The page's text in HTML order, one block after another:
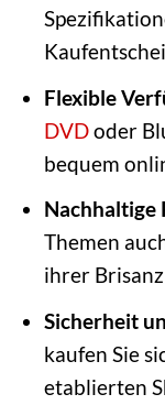
Flexible
DVDoder
bequem
Nachhaltige
Themen
ihrer
Sicherheit
kaufen Sie
etablierten